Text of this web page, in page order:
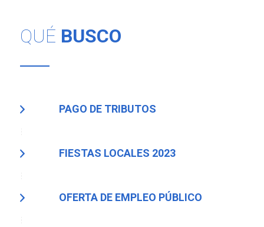
QUÉ BUSCO
PAGO DE TRIBUTOS
FIESTAS LOCALES 2023
OFERTA DE EMPLEO PÚBLICO